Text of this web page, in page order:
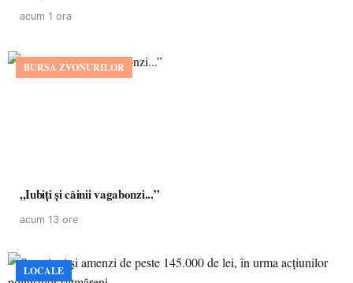
acum 1 ora
BURSA ZVONURILOR
,,Iubiți și câinii vagabonzi...”
acum 13 ore
LOCALE